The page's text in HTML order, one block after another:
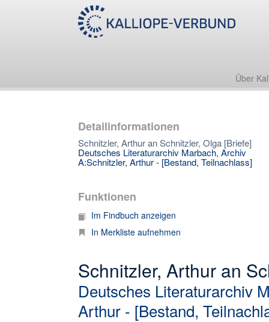
Über
Detailinformationen
Schnitzler, Arthur an Schnitzler, Olga [Briefe]
Deutsches Literaturarchiv Marbach, Archiv
A:Schnitzler, Arthur - [Bestand, Teilnachlass]
Funktionen
Im Findbuch anzeigen
In Merkliste aufnehmen
Schnitzler, Arthur an
Deutsches Literaturarchiv
Arthur - [Bestand,